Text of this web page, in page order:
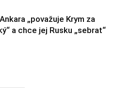
„považuje Krym za
a chce jej Rusku „sebrat“